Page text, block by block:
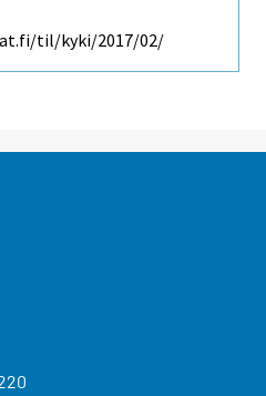
til/kyki/2017/02/